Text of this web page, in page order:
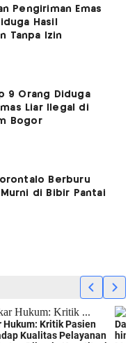
Pengiriman Emas
Hasil
Tanpa Izin
9 Orang Diduga
Liar Ilegal di
Bogor
Berburu
Murni di Bibir Pantai